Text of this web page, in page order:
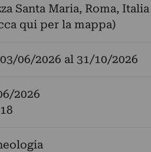
Santa Maria, Roma, Italia
qui per la mappa)
03/06/2026 al 31/10/2026
2026